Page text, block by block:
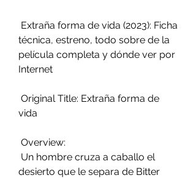
técnica, estreno, todo sobre de la
película completa y dónde ver por
Internet
vida
Overview:
desierto que le separa de Bitter